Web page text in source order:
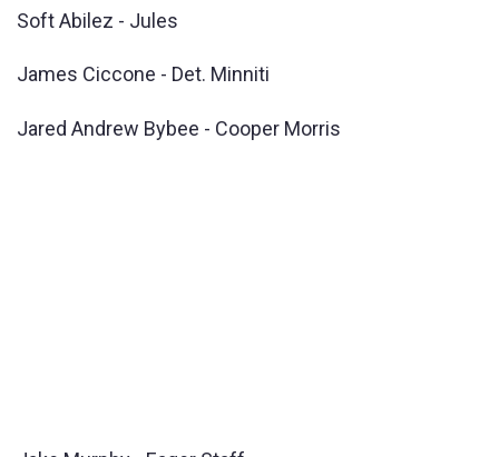
Soft Abilez - Jules
James Ciccone - Det. Minniti
Jared Andrew Bybee - Cooper Morris